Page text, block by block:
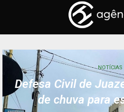
NOTÍCIAS
Defesa Civil de
de chuva para